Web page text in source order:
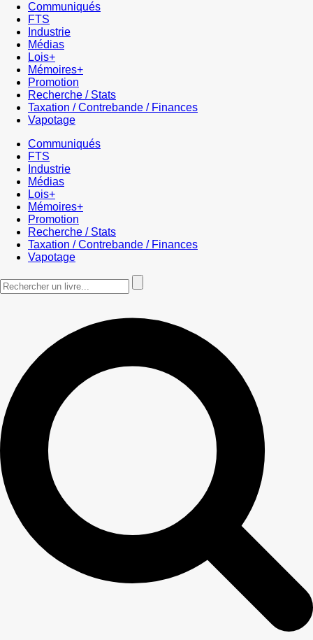
Communiqués
FTS
Industrie
Médias
Lois+
Mémoires+
Promotion
Recherche / Stats
Taxation / Contrebande / Finances
Vapotage
Communiqués
FTS
Industrie
Médias
Lois+
Mémoires+
Promotion
Recherche / Stats
Taxation / Contrebande / Finances
Vapotage